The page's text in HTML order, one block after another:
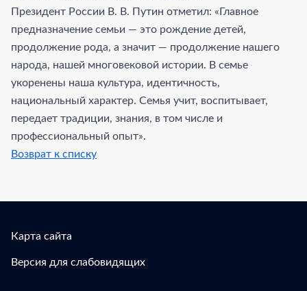
Президент России В. В. Путин отметил: «Главное
предназначение семьи — это рождение детей,
продолжение рода, а значит — продолжение нашего
народа, нашей многовековой истории. В семье
укоренены наша культура, идентичность,
национальный характер. Семья учит, воспитывает,
передает традиции, знания, в том числе и
профессиональный опыт».
Возврат к списку
Карта сайта
Версия для слабовидящих